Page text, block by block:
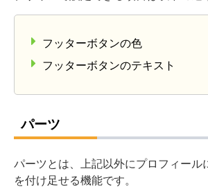
フッターボタンの色
フッターボタンのテキスト
パーツ
パーツとは、上記以外にプロフィール
を付け足せる機能です。